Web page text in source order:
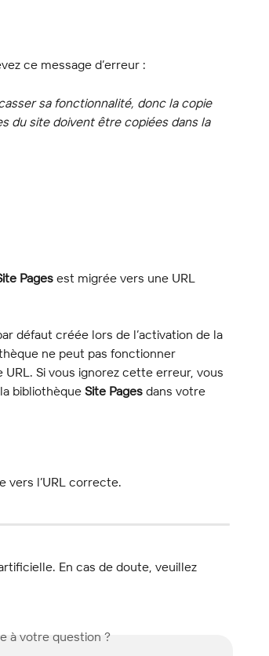
ce message d’erreur :
sa fonctionnalité, donc la copie
du site doivent être copiées dans la
Pages est migrée vers une URL
défaut créée lors de l’activation de la
ne peut pas fonctionner
Si vous ignorez cette erreur, vous
bibliothèque Site Pages dans votre
vers l’URL correcte.
En cas de doute, veuillez
à votre question ?